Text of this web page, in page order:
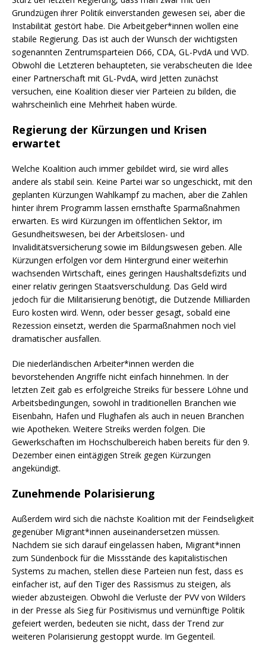
Grundzügen ihrer Politik einverstanden gewesen sei, aber die
Instabilität gestört habe. Die Arbeitgeber*innen wollen eine
stabile Regierung. Das ist auch der Wunsch der wichtigsten
sogenannten Zentrumsparteien D66, CDA, GL-PvdA und VVD.
Obwohl die Letzteren behaupteten, sie verabscheuten die Idee
einer Partnerschaft mit GL-PvdA, wird Jetten zunächst
versuchen, eine Koalition dieser vier Parteien zu bilden, die
wahrscheinlich eine Mehrheit haben würde.
Regierung der Kürzungen und Krisen
erwartet
Welche Koalition auch immer gebildet wird, sie wird alles
andere als stabil sein. Keine Partei war so ungeschickt, mit den
geplanten Kürzungen Wahlkampf zu machen, aber die Zahlen
hinter ihrem Programm lassen ernsthafte Sparmaßnahmen
erwarten. Es wird Kürzungen im öffentlichen Sektor, im
Gesundheitswesen, bei der Arbeitslosen- und
Invaliditätsversicherung sowie im Bildungswesen geben. Alle
Kürzungen erfolgen vor dem Hintergrund einer weiterhin
wachsenden Wirtschaft, eines geringen Haushaltsdefizits und
einer relativ geringen Staatsverschuldung. Das Geld wird
jedoch für die Militarisierung benötigt, die Dutzende Milliarden
Euro kosten wird. Wenn, oder besser gesagt, sobald eine
Rezession einsetzt, werden die Sparmaßnahmen noch viel
dramatischer ausfallen.
Die niederländischen Arbeiter*innen werden die
bevorstehenden Angriffe nicht einfach hinnehmen. In der
letzten Zeit gab es erfolgreiche Streiks für bessere Löhne und
Arbeitsbedingungen, sowohl in traditionellen Branchen wie
Eisenbahn, Hafen und Flughafen als auch in neuen Branchen
wie Apotheken. Weitere Streiks werden folgen. Die
Gewerkschaften im Hochschulbereich haben bereits für den 9.
Dezember einen eintägigen Streik gegen Kürzungen
angekündigt.
Zunehmende Polarisierung
Außerdem wird sich die nächste Koalition mit der Feindseligkeit
gegenüber Migrant*innen auseinandersetzen müssen.
Nachdem sie sich darauf eingelassen haben, Migrant*innen
zum Sündenbock für die Missstände des kapitalistischen
Systems zu machen, stellen diese Parteien nun fest, dass es
einfacher ist, auf den Tiger des Rassismus zu steigen, als
wieder abzusteigen. Obwohl die Verluste der PVV von Wilders
in der Presse als Sieg für Positivismus und vernünftige Politik
gefeiert werden, bedeuten sie nicht, dass der Trend zur
weiteren Polarisierung gestoppt wurde. Im Gegenteil.